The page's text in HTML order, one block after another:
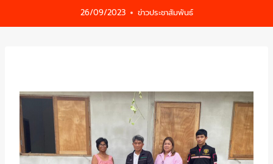
26/09/2023 ข่าวประชาสัมพันธ์